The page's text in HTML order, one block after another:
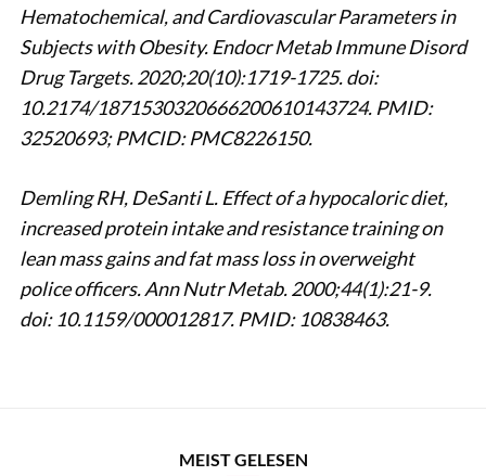
Hematochemical, and Cardiovascular Parameters in
Subjects with Obesity. Endocr Metab Immune Disord
Drug Targets. 2020;20(10):1719-1725. doi:
10.2174/1871530320666200610143724. PMID:
32520693; PMCID: PMC8226150.
Demling RH, DeSanti L. Effect of a hypocaloric diet,
increased protein intake and resistance training on
lean mass gains and fat mass loss in overweight
police officers. Ann Nutr Metab. 2000;44(1):21-9.
doi: 10.1159/000012817. PMID: 10838463.
MEIST GELESEN